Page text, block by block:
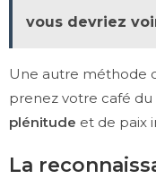
vous devriez
Une autre méthode
prenez votre café
plénitude et de paix
La